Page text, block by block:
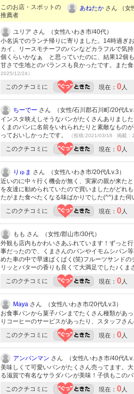
このお店・スポットの
推薦者
あねたか さん （女
ユリア さん （女性/いわき市/40代）
小名浜でのランチ帰りに寄りました。14時過ぎ
カイ、リースモチーフのパンなどカラフルで気
個くらいかなぁ と思っていたのに、結果12個
甘さで生地とのバランスも良かったです。また
2025/12/24）
このクチコミに 現在： 0人
ちーでー さん （女性/石川郡石川町/20代/
インスタ映えしそうなパンがたくさんありまし
くまのパンに名前をいれられたりと素敵なもの
っておいしかったです。
（投稿:2021/03/18 掲載：
このクチコミに 現在： 0人
りゅま さん （女性/いわき市/20代/Lv.3）
近いのに中々行く機会が無く、実家の親が来た
を友達に勧められていたので買いましたがどれ
たがまた食べたくなる味ばかりでした(^^)また
このクチコミに 現在： 0人
もも さん （女性/郡山市/30代）
外観も店内もかわいさあふれています！ずっと
事だったので、くまさんのパンやイモムシパン
めた車の中で早速ぱくぱく(笑)フルーツサンド
リッとバターの香りも良くて大満足でした♪く
このクチコミに 現在： 0人
Maya さん （女性/いわき市/20代/Lv.3）
お食事パンから菓子パンまでたくさん種類があ
りコーヒーのサービスがあったり、スタッフさ
このクチコミに 現在： 0人
アンパンマン さん （女性/いわき市/40代/
美味しくて可愛いパンがたくさん売ってます。
る滋賀で有名なサラダパンが美味！子供もこの
このクチコミに 現在： 0人